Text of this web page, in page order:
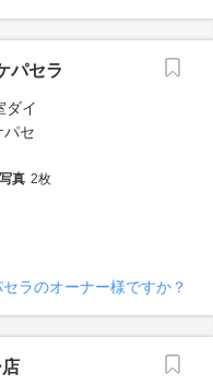
パセラ
写真 2枚
ラのオーナー様ですか？